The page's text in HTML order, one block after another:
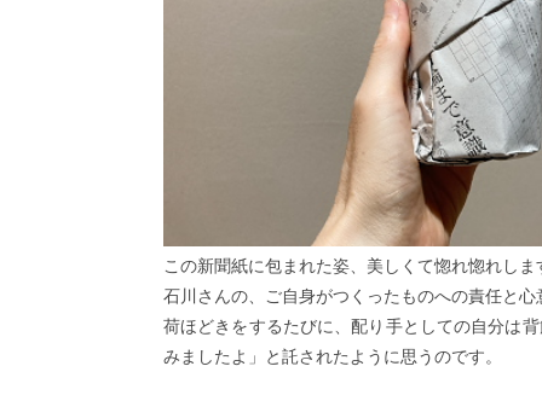
この新聞紙に包まれた姿、美しくて惚れ惚れしま
石川さんの、ご自身がつくったものへの責任と心
荷ほどきをするたびに、配り手としての自分は
みましたよ」と託されたように思うのです。